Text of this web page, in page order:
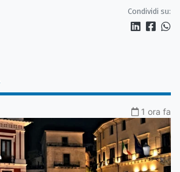
Condividi su:
1 ora fa